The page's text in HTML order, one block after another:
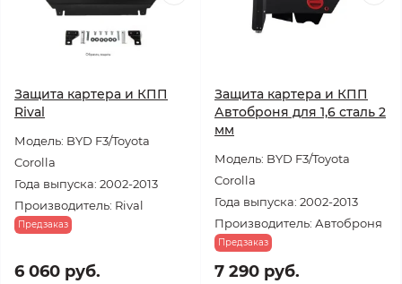
Защита картера и КПП
Rival
Модель: BYD F3/Toyota
Corolla
Года выпуска: 2002-2013
Производитель: Rival
Предзаказ
6 060 руб.
Защита картера и КПП
Автоброня для 1,6 сталь 2
мм
Модель: BYD F3/Toyota
Corolla
Года выпуска: 2002-2013
Производитель: Автоброня
Предзаказ
7 290 руб.